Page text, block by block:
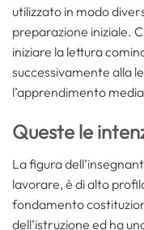
utilizzato in modo
preparazione iniziale.
iniziare la lettura
successivamente alla
l’apprendimento
Queste le
La figura
lavorare, è di alto
fondamento
dell’istruzione ed ha